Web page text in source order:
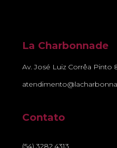
La Charbonnade
Av. José Luiz Corrêa Pinto
Contato
(54) 3282.4313